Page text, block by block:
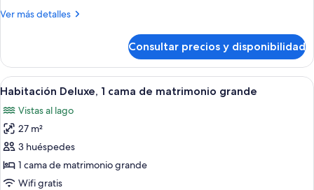
cama
grande
Ver más detalles
Más
clásica,
cama
matrimonio
grande
Consultar precios y disponibilidad
Abrir
todas
las
fotos
de
Habitación
Deluxe,
Habitación de hotel con cama,
8
Habitación Deluxe, 1 cama de matrimonio grande
Vistas al lago
27 m²
3 huéspedes
1 cama de matrimonio grande
Wifi gratis